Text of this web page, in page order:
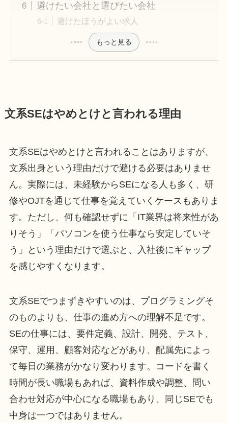
避けたい会社と選びたい会社
避けたほうがよい求人
もっと見る
文系SEはやめとけと言われる理由
文系SEはやめとけと言われることはありますが、
文系出身という理由だけで避ける必要はありませ
ん。実際には、未経験からSEになる人も多く、研
修やOJTを通じて仕事を覚えていくケースもありま
す。ただし、何も確認せずに「IT業界は将来性があ
りそう」「パソコンを使う仕事なら安定していそ
う」という理由だけで選ぶと、入社後にギャップ
を感じやすくなります。
文系SEでつまずきやすいのは、プログラミングそ
のものよりも、仕事の進め方への理解不足です。
SEの仕事には、要件定義、設計、開発、テスト、
保守、運用、顧客対応などがあり、配属先によっ
て毎日の業務がかなり変わります。コードを書く
時間が長い職場もあれば、資料作成や調整、問い
合わせ対応が中心になる職場もあり、同じSEでも
中身は一つではありません。